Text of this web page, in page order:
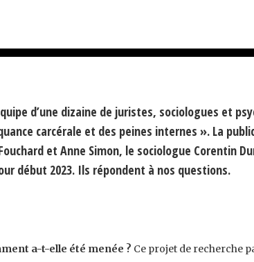
d’une dizaine de juristes, sociologues et
carcérale et des peines internes ». La
et Anne Simon, le sociologue Corentin
début 2023. Ils répondent à nos questions.
a-t-elle été menée ? Ce projet de recherche